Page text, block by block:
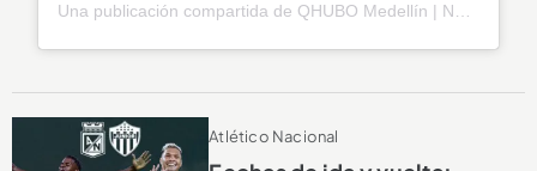
Una publicación compartida de QHUBO Medellín | Noticias (@qhubomedallo)
Atlético Nacional